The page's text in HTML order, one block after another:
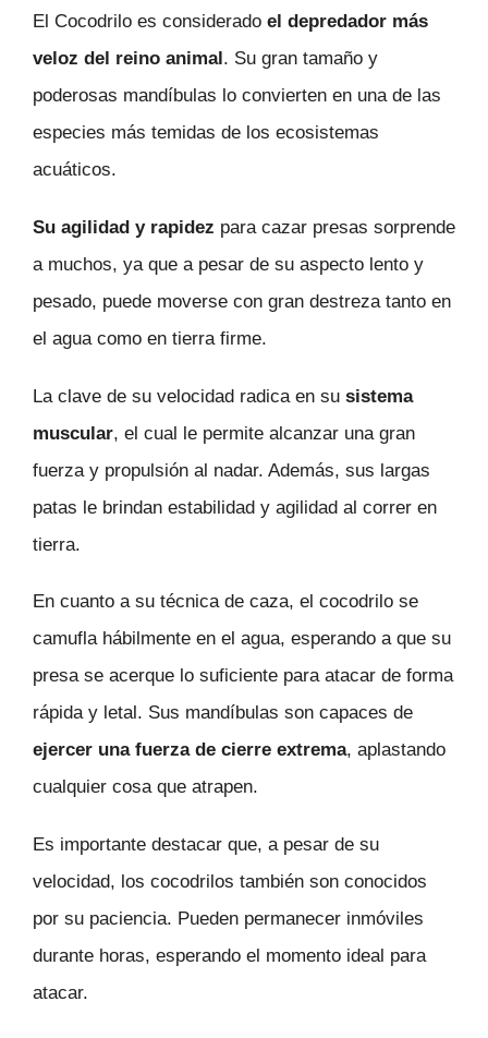
El Cocodrilo es considerado el depredador más
veloz del reino animal . Su gran tamaño y
poderosas mandíbulas lo convierten en una de las
especies más temidas de los ecosistemas
acuáticos.
Su agilidad y rapidez para cazar presas sorprende
a muchos, ya que a pesar de su aspecto lento y
pesado, puede moverse con gran destreza tanto en
el agua como en tierra firme.
La clave de su velocidad radica en su sistema
muscular, el cual le permite alcanzar una gran
fuerza y propulsión al nadar. Además, sus largas
patas le brindan estabilidad y agilidad al correr en
tierra.
En cuanto a su técnica de caza, el cocodrilo se
camufla hábilmente en el agua, esperando a que su
presa se acerque lo suficiente para atacar de forma
rápida y letal. Sus mandíbulas son capaces de
ejercer una fuerza de cierre extrema, aplastando
cualquier cosa que atrapen.
Es importante destacar que, a pesar de su
velocidad, los cocodrilos también son conocidos
por su paciencia. Pueden permanecer inmóviles
durante horas, esperando el momento ideal para
atacar.